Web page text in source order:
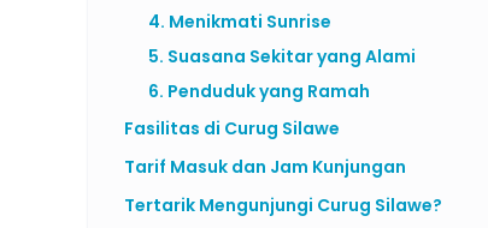
4. Menikmati Sunrise
5. Suasana Sekitar yang Alami
6. Penduduk yang Ramah
Fasilitas di Curug Silawe
Tarif Masuk dan Jam Kunjungan
Tertarik Mengunjungi Curug Silawe?